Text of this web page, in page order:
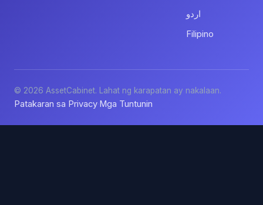
اردو
Filipino
© 2026 AssetCabinet. Lahat ng karapatan ay nakalaan.
Patakaran sa Privacy·Mga Tuntunin